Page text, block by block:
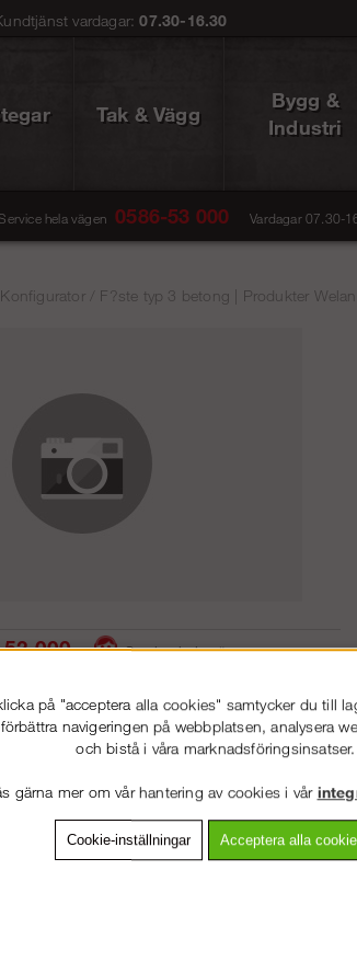
vardagar:07.30-16.30
Tak & Vägg
Bygg &
Industri
hela vägen 0586-53 000 Vardagar 07.30-
/ F?ste typ 3 betong | Produkter
000
Service hela vägen
Andra
på "acceptera alla cookies" samtycker du till
navigeringen på webbplatsen, analysera
och bistå i våra marknadsföringsinsatser.
gärna mer om vår hantering av cookies i vår
Cookie-inställningar Acceptera alla
VÄNLIGEN VÄLJ PRIVAT ELLER FÖRETAG